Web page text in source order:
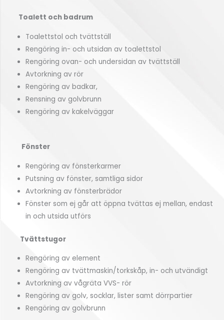
Toalett och badrum
Toalettstol och tvättställ
Rengöring in- och utsidan av toalettstol
Rengöring ovan- och undersidan av tvättställ
Avtorkning av rör
Rengöring av badkar,
Rensning av golvbrunn
Rengöring av kakelväggar
Fönster
Rengöring av fönsterkarmer
Putsning av fönster, samtliga sidor
Avtorkning av fönsterbrädor
Fönster som ej går att öppna tvättas ej mellan, endast
in och utsida utförs
Tvättstugor
Rengöring av element
Rengöring av tvättmaskin/torkskåp, in- och utvändigt
Avtorkning av vågräta VVS- rör
Rengöring av golv, socklar, lister samt dörrpartier
Rengöring av golvbrunn